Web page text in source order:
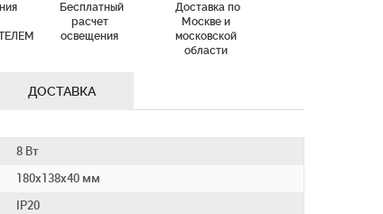
Бесплатный
расчет
освещения
Доставка по
Москве и
московской
области
ДОСТАВКА
8 Вт
180х138х40 мм
IP20